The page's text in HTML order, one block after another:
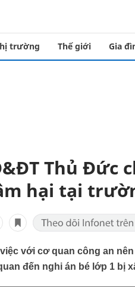
trường Thế giới Gia
Thủ Đức
hại tại
với cơ quan công an
đến nghi án bé lớp 1 bị